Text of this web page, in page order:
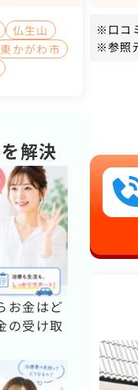
※口コ
※参照
仏生山
東かがわ市
解決
お金はど
の受け取